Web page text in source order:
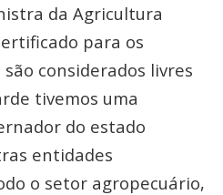
da Agricultura
para os
considerados livres
tivemos uma
do estado
entidades
o setor agropecuário,